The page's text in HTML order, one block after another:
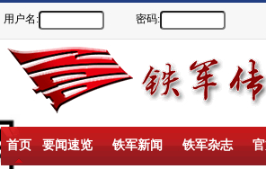
用户名: 密码:
首页 要闻速览 铁军新闻 铁军杂志